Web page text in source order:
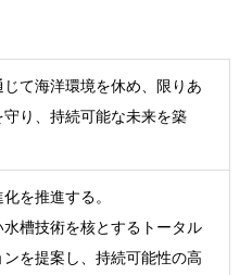
て海洋環境を休め、限りあ
り、持続可能な未来を築
を推進する。
槽技術を核とするトータル
ンを提案し、持続可能性の高